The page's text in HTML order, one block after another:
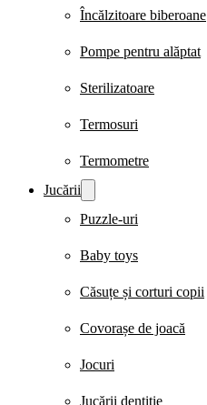
Încălzitoare biberoane
Pompe pentru alăptat
Sterilizatoare
Termosuri
Termometre
Jucării
Puzzle-uri
Baby toys
Căsuțe și corturi copii
Covorașe de joacă
Jocuri
Jucării dentiție